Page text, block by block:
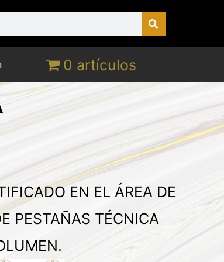
0 artículos
EN EL ÁREA DE
PESTAÑAS TÉCNICA